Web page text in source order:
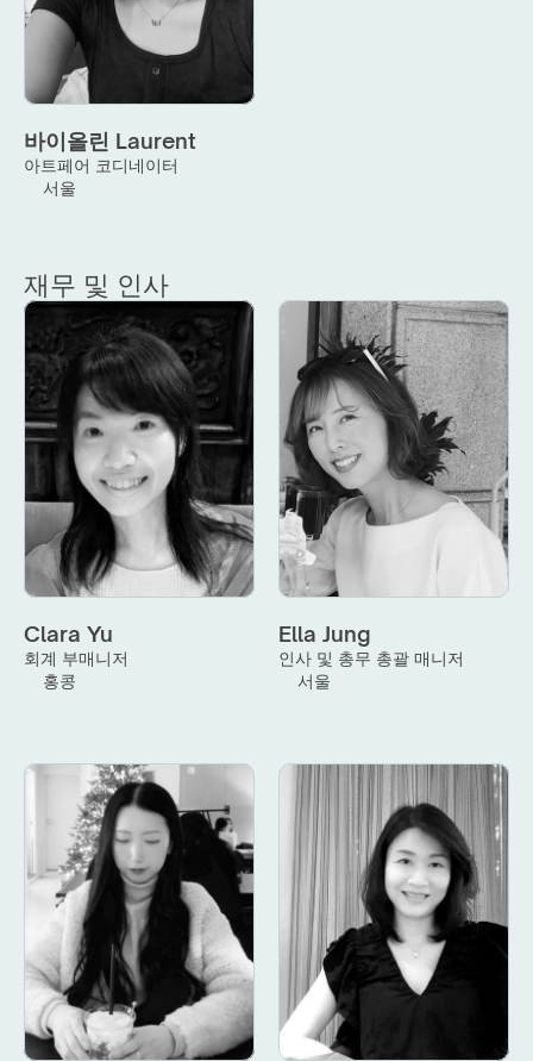
바이올린 Laurent
아트페어 코디네이터
서울
재무 및 인사
Clara Yu
회계 부매니저
홍콩
Ella Jung
인사 및 총무 총괄 매니저
서울